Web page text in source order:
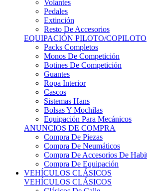
Volantes
Pedales
Extinción
Resto De Accesorios
EQUIPACIÓN PILOTO/COPILOTO
Packs Completos
Monos De Competición
Botines De Competición
Guantes
Ropa Interior
Cascos
Sistemas Hans
Bolsas Y Mochilas
Equipación Para Mecánicos
ANUNCIOS DE COMPRA
Compra De Piezas
Compra De Neumáticos
Compra De Accesorios De
Compra De Equipación
VEHÍCULOS CLÁSICOS
VEHÍCULOS CLÁSICOS